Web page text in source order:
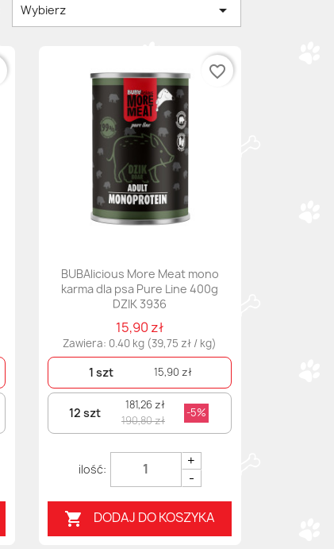
Wybierz 
BUBAlicious More Meat mono
karma dla psa Pure Line 400g
DZIK 3936
15,90 zł
Zawiera: 0.40 kg (39,75 zł / kg)
1 szt 15,90 zł
12 szt
181,26 zł
190,80 zł
-5%
+
-
 DODAJ DO KOSZYKA
favorite_border